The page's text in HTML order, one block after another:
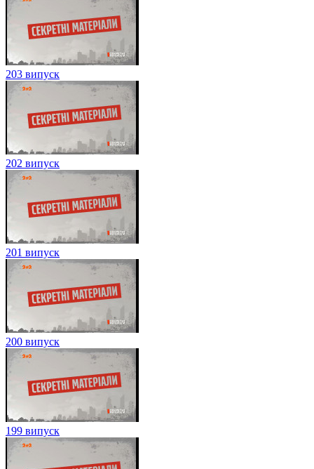
203 випуск
202 випуск
201 випуск
200 випуск
199 випуск